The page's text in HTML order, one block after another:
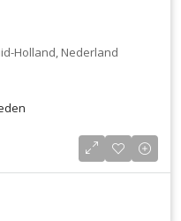
Holland, Nederland